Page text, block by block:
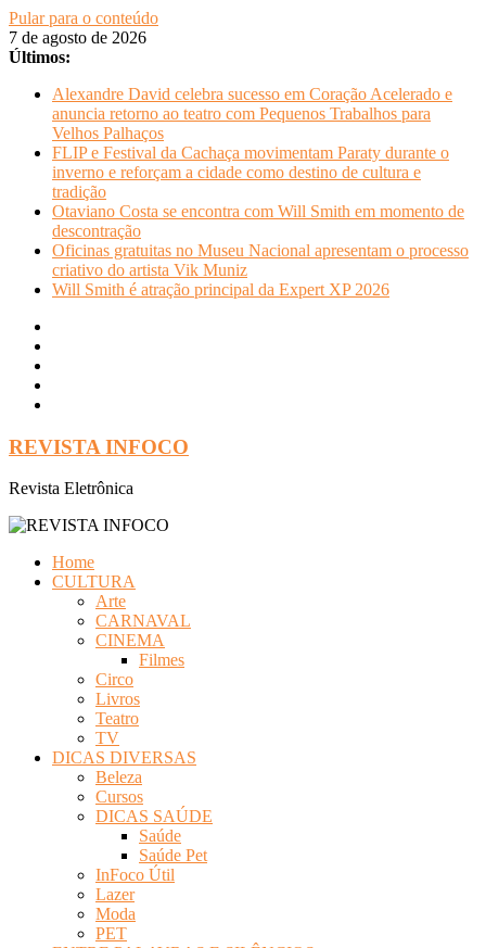
Pular para o conteúdo
7 de agosto de 2026
Últimos:
Alexandre David celebra sucesso em Coração Acelerado e
anuncia retorno ao teatro com Pequenos Trabalhos para
Velhos Palhaços
FLIP e Festival da Cachaça movimentam Paraty durante o
inverno e reforçam a cidade como destino de cultura e
tradição
Otaviano Costa se encontra com Will Smith em momento de
descontração
Oficinas gratuitas no Museu Nacional apresentam o processo
criativo do artista Vik Muniz
Will Smith é atração principal da Expert XP 2026
REVISTA INFOCO
Revista Eletrônica
Home
CULTURA
Arte
CARNAVAL
CINEMA
Filmes
Circo
Livros
Teatro
TV
DICAS DIVERSAS
Beleza
Cursos
DICAS SAÚDE
Saúde
Saúde Pet
InFoco Útil
Lazer
Moda
PET